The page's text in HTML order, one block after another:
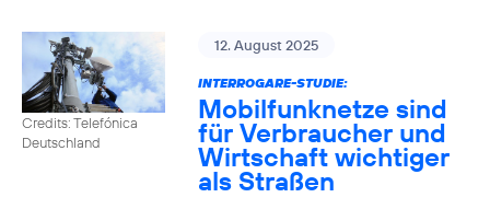
Credits: Telefónica
Deutschland
12. August 2025
INTERROGARE-STUDIE:
Mobilfunknetze sind
für Verbraucher und
Wirtschaft wichtiger
als Straßen